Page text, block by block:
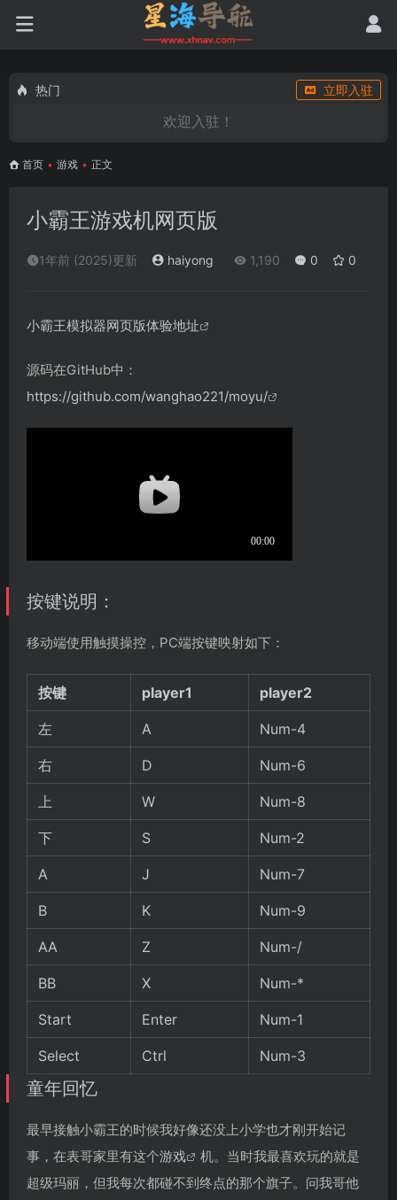
热门 立即入驻
欢迎入驻！
首页 • 游戏 • 正文
小霸王游戏机网页版
1年前 (2025)更新 haiyong 1,190 0 0
小霸王模拟器网页版体验地址
源码在GitHub中：
https://github.com/wanghao221/moyu/
按键说明：
移动端使用触摸操控，PC端按键映射如下：
按键 player1 player2
左 A Num-4
右 D Num-6
上 W Num-8
下 S Num-2
A J Num-7
B K Num-9
AA Z Num-/
BB X Num-*
Start Enter Num-1
Select Ctrl Num-3
童年回忆
最早接触小霸王的时候我好像还没上小学也才刚开始记
事，在表哥家里有这个游戏
机。当时我最喜欢玩的就是
超级玛丽，但我每次都碰不到终点的那个旗子。问我哥他